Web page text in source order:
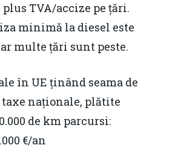
plus TVA/accize pe țări.
minimă la diesel este
multe țări sunt peste.
în UE ținând seama de
naționale, plătite
de km parcursi:
€/an